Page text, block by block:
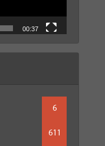
00:37
6
611